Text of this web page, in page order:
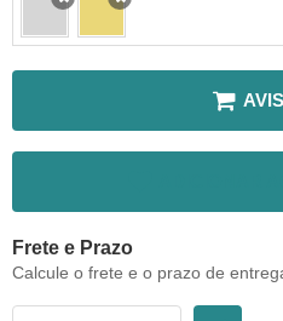
Frete e Prazo
Calcule o frete e o prazo de